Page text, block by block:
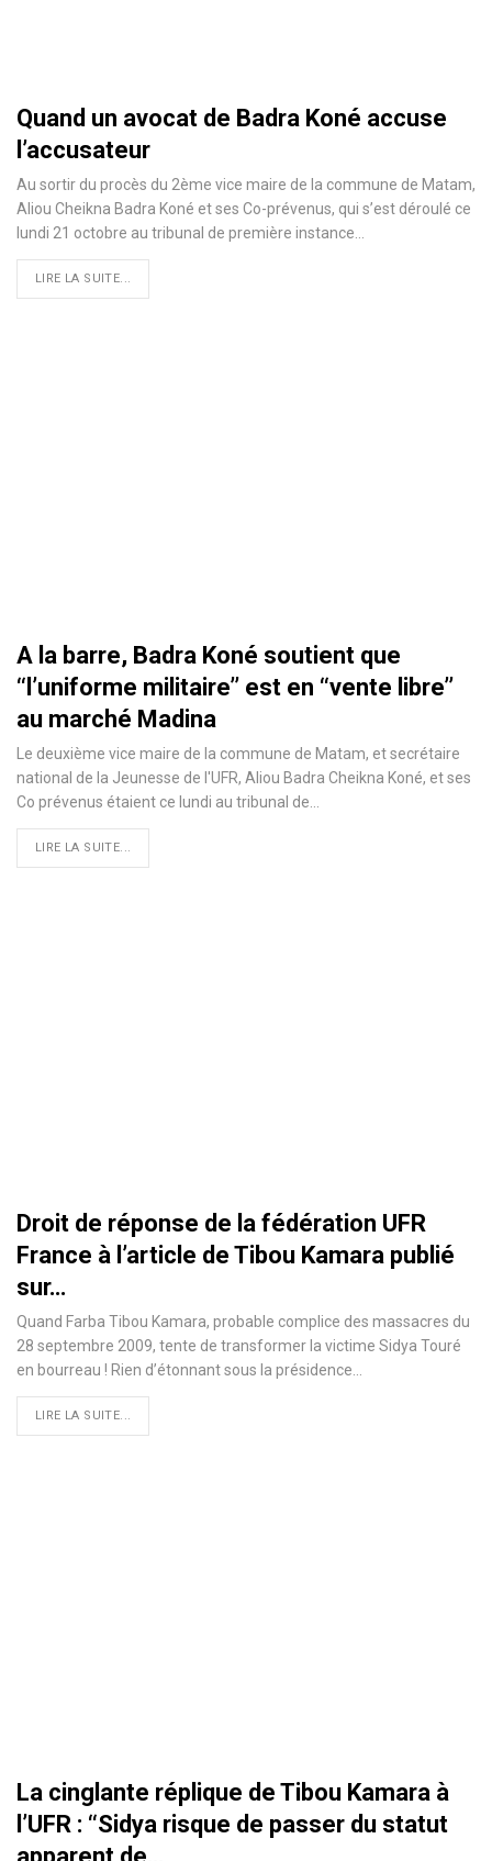
Quand un avocat de Badra Koné accuse
l’accusateur
Au sortir du procès du 2ème vice maire de la commune de Matam,
Aliou Cheikna Badra Koné et ses Co-prévenus, qui s’est déroulé ce
lundi 21 octobre au tribunal de première instance
LIRE LA SUITE...
A la barre, Badra Koné soutient que
‘‘l’uniforme militaire’’ est en ‘‘vente libre’’
au marché Madina
Le deuxième vice maire de la commune de Matam, et secrétaire
national de la Jeunesse de l'UFR, Aliou Badra Cheikna Koné, et ses
Co prévenus étaient ce lundi au tribunal de
LIRE LA SUITE...
Droit de réponse de la fédération UFR
France à l’article de Tibou Kamara publié
sur…
Quand Farba Tibou Kamara, probable complice des massacres du
28 septembre 2009, tente de transformer la victime Sidya Touré
en bourreau ! Rien d’étonnant sous la présidence
LIRE LA SUITE...
La cinglante réplique de Tibou Kamara à
l’UFR : ‘‘Sidya risque de passer du statut